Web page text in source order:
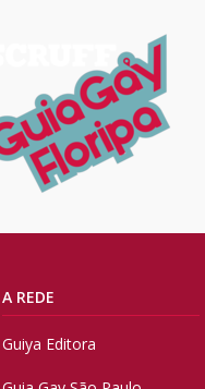
A REDE
Guiya Editora